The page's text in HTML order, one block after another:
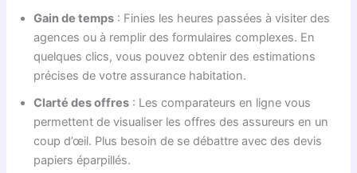
Gain de temps : Finies les heures passées à visiter des
agences ou à remplir des formulaires complexes. En
quelques clics, vous pouvez obtenir des estimations
précises de votre assurance habitation.
Clarté des offres : Les comparateurs en ligne vous
permettent de visualiser les offres des assureurs en un
coup d’œil. Plus besoin de se débattre avec des devis
papiers éparpillés.